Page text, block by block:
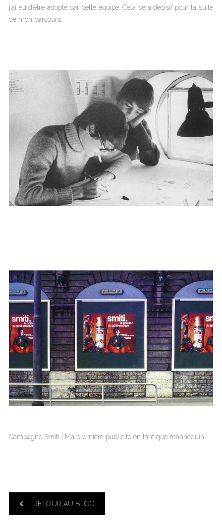
j’ai eu d’être adopté par cette équipe. Cela sera décisif pour la suite
de mon parcours.
Campagne Smiti | Ma première publicité en tant que mannequin
RETOUR AU BLOG